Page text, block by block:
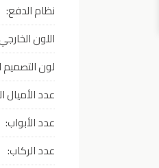
نظام الدفع:
اللون
لون التصميم
عدد
عدد الأبواب:
عدد الركاب: